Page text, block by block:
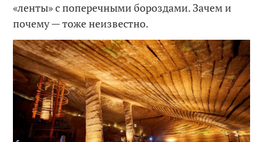
«ленты» с поперечными бороздами. Зачем и
почему — тоже неизвестно.